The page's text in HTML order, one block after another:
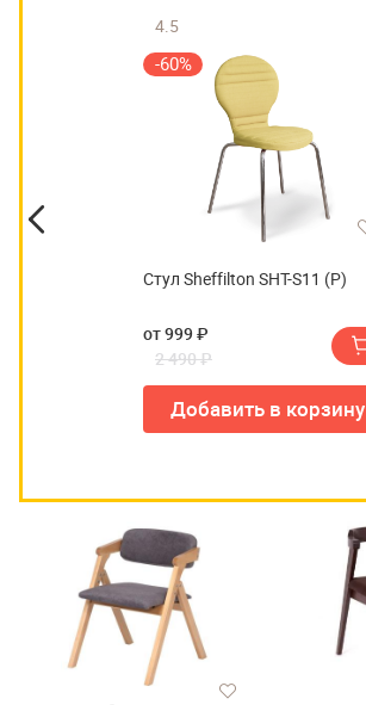
4.5
-60%
Стул Sheffilton SHT-S11 (Р)
от 999 ₽
2 490 ₽
Добавить в корзину